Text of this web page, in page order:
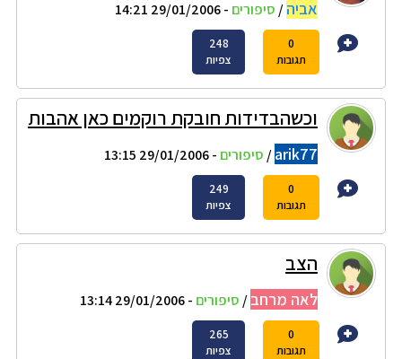
אביה/ סיפורים - 29/01/2006 14:21
0
תגובות
248
צפיות
וכשהבדידות חובקת רוקמים כאן אהבות
arik77
/ סיפורים - 29/01/2006 13:15
0
תגובות
249
צפיות
הצב
לאה מרחב/ סיפורים - 29/01/2006 13:14
0
תגובות
265
צפיות